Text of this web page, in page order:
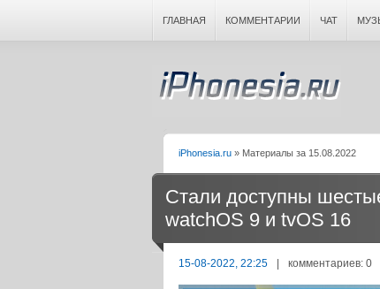
ГЛАВНАЯ КОММЕНТАРИИ ЧАТ
iPhonesia.ru » Материалы за 15.08.2022
Стали доступны
watchOS 9 и tvOS 16
15-08-2022, 22:25 | комментариев: 0